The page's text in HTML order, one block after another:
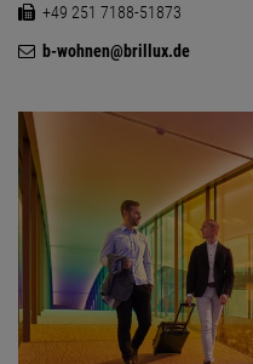
+49 251 7188-51873
b-wohnen@brillux.de